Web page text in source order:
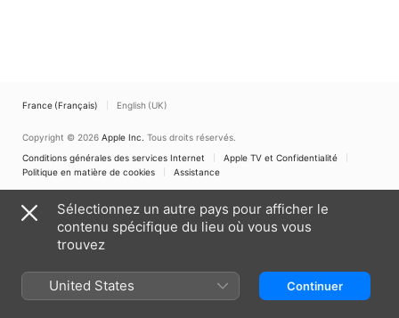
France (Français) English (UK)
Copyright © 2026 Apple Inc. Tous droits réservés.
Conditions générales des services Internet
Apple TV et Confidentialité
Politique en matière de cookies
Assistance
Sélectionnez un autre pays pour afficher le
contenu spécifique du lieu où vous vous
trouvez
United States Continuer